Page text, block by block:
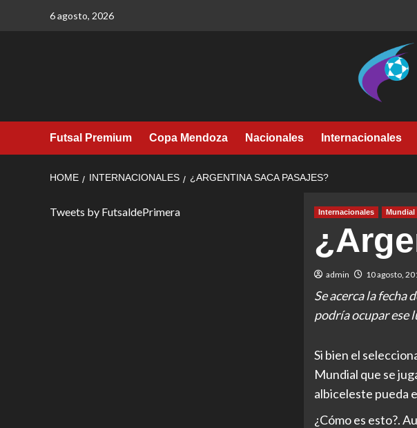
6 agosto, 2026
Futsal Premium Copa Mendoza Nacionales Internacionales
HOME INTERNACIONALES ¿ARGENTINA SACA PASAJES?
Internacionales Mundial
admin 10 agosto,
Se acerca la
podría ocupar ese
Si bien el
Mundial que se
albiceleste pueda
¿Cómo es esto?.
Tweets by FutsaldePrimera